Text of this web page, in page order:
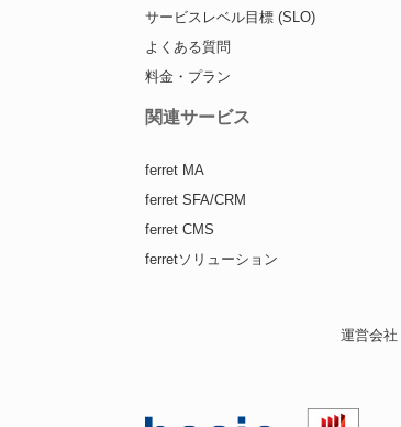
サービスレベル目標 (SLO)
よくある質問
料金・プラン
関連サービス
ferret MA
ferret SFA/CRM
ferret CMS
ferretソリューション
運営会社